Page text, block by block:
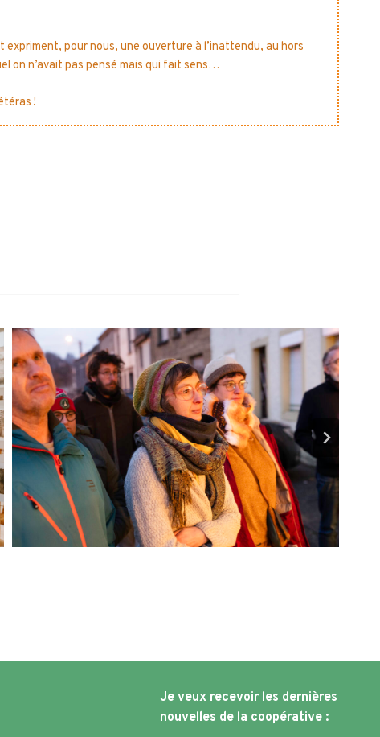
expriment, pour nous, une ouverture à l’inattendu, au hors
on n’avait pas pensé mais qui fait sens…
!
Je veux recevoir les dernières
nouvelles de la coopérative :